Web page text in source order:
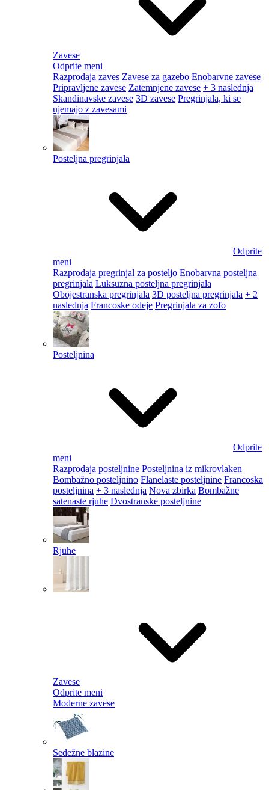
Zavese
Odprite meni
Razprodaja zaves Zavese za gazebo Enobarvne zavese
Pripravljene zavese Zatemnjene zavese + 3 naslednja
Skandinavske zavese 3D zavese Pregrinjala, ki se
ujemajo z zavesami
Posteljna pregrinjala
Odprite
meni
Razprodaja pregrinjal za posteljo Enobarvna posteljna
pregrinjala Luksuzna posteljna pregrinjala
Obojestranska pregrinjala 3D posteljna pregrinjala + 2
naslednja Francoske odeje Pregrinjala za zofo
Posteljnina
Odprite
meni
Razprodaja posteljnine Posteljnina iz mikrovlaken
Bombažno posteljnino Flanelaste posteljnine Francoska
posteljnina + 3 naslednja Nova zbirka Bombažne
satenaste rjuhe Dvostranske posteljnine
Rjuhe
Zavese
Odprite meni
Moderne zavese
Sedežne blazine